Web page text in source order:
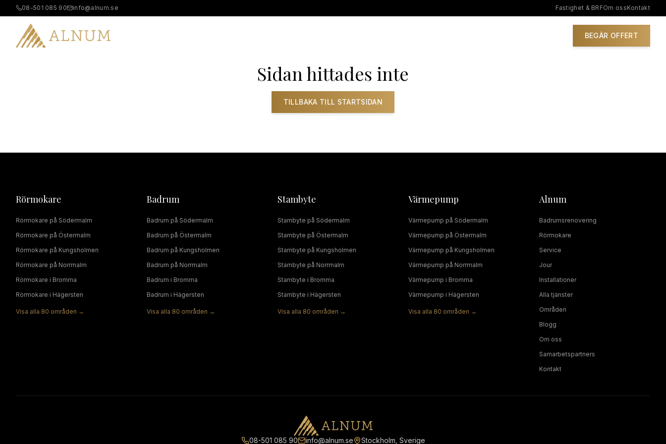
08-501 085 90 info@alnum.se Fastighet & BRFOm ossKontakt
BEGÄR OFFERT
Sidan hittades inte
TILLBAKA TILL STARTSIDAN
Rörmokare
Rörmokare på Södermalm
Rörmokare på Östermalm
Rörmokare på Kungsholmen
Rörmokare på Norrmalm
Rörmokare i Bromma
Rörmokare i Hägersten
Visa alla 80 områden →
Badrum
Badrum på Södermalm
Badrum på Östermalm
Badrum på Kungsholmen
Badrum på Norrmalm
Badrum i Bromma
Badrum i Hägersten
Visa alla 80 områden →
Stambyte
Stambyte på Södermalm
Stambyte på Östermalm
Stambyte på Kungsholmen
Stambyte på Norrmalm
Stambyte i Bromma
Stambyte i Hägersten
Visa alla 80 områden →
Värmepump
Värmepump på Södermalm
Värmepump på Östermalm
Värmepump på Kungsholmen
Värmepump på Norrmalm
Värmepump i Bromma
Värmepump i Hägersten
Visa alla 80 områden →
Alnum
Badrumsrenovering
Rörmokare
Service
Jour
Installationer
Alla tjänster
Områden
Blogg
Om oss
Samarbetspartners
Kontakt
08-501 085 90 info@alnum.se Stockholm, Sverige